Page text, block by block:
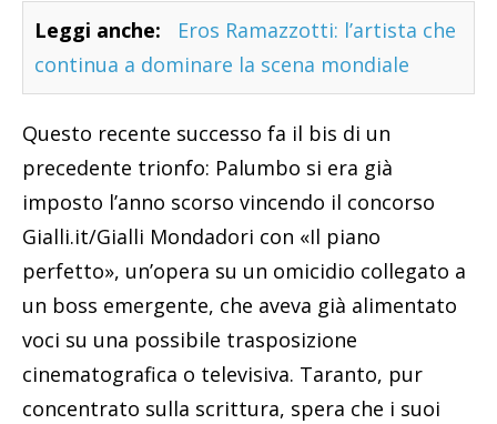
Leggi anche:
Eros Ramazzotti: l’artista che
continua a dominare la scena mondiale
Questo recente successo fa il bis di un
precedente trionfo: Palumbo si era già
imposto l’anno scorso vincendo il concorso
Gialli.it/Gialli Mondadori con «Il piano
perfetto», un’opera su un omicidio collegato a
un boss emergente, che aveva già alimentato
voci su una possibile trasposizione
cinematografica o televisiva. Taranto, pur
concentrato sulla scrittura, spera che i suoi